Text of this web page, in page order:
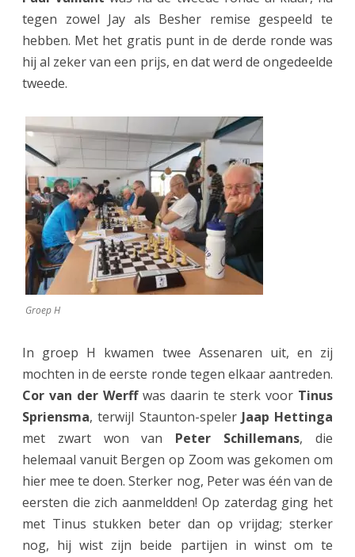
tegen zowel Jay als Besher remise gespeeld te
hebben. Met het gratis punt in de derde ronde was
hij al zeker van een prijs, en dat werd de ongedeelde
tweede.
Groep H
In groep H kwamen twee Assenaren uit, en zij
mochten in de eerste ronde tegen elkaar aantreden.
Cor van der Werffwas daarin te sterk voor Tinus
Spriensma, terwijl Staunton-speler Jaap Hettinga
met zwart won van Peter Schillemans, die
helemaal vanuit Bergen op Zoom was gekomen om
hier mee te doen. Sterker nog, Peter was één van de
eersten die zich aanmeldden! Op zaterdag ging het
met Tinus stukken beter dan op vrijdag; sterker
nog, hij wist zijn beide partijen in winst om te